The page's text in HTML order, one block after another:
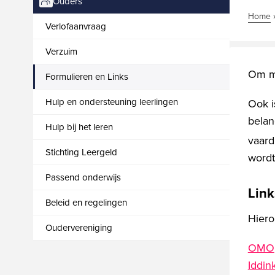
Verlofaanvraag
Verzuim
Formulieren en Links
Hulp en ondersteuning leerlingen
Hulp bij het leren
Stichting Leergeld
Passend onderwijs
Beleid en regelingen
Oudervereniging
Home
Om
Ook
OMO